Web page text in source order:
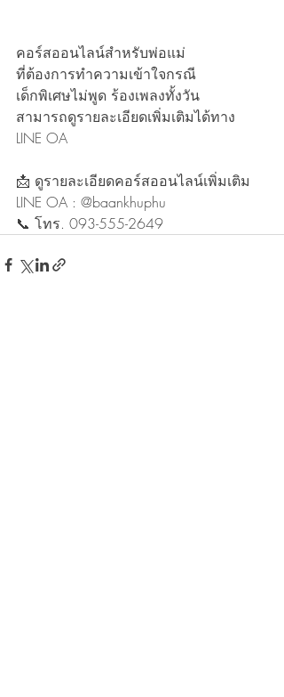
คอร์สออนไลน์สำหรับพ่อแม่
ที่ต้องการทำความเข้าใจกรณี
เด็กพิเศษไม่พูด ร้องเพลงทั้งวัน
สามารถดูรายละเอียดเพิ่มเติมได้ทาง
LINE OA
📩 ดูรายละเอียดคอร์สออนไลน์เพิ่มเติม
LINE OA : @baankhuphu
📞 โทร. 093-555-2649